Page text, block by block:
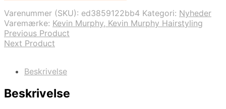
714,00 kr.. 468,00 kr..
Varenummer (SKU): ed3859122bb4 Kategori: Nyheder
Varemærke: Kevin Murphy, Kevin Murphy Hairstyling
Previous Product
Next Product
Beskrivelse
Beskrivelse